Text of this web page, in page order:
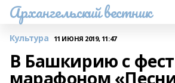
Архангельский вестник
Культура 11 ИЮНЯ 2019, 11:47
В Башкирию с
марафоном